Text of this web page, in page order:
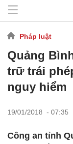
Pháp luật
Quảng
trữ trái
nguy hiểm
19/01/2018 - 07:35
Công an tỉnh